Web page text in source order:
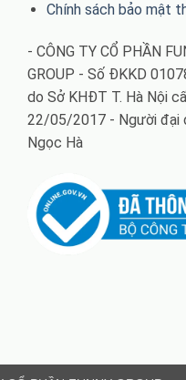
Chính sách bảo mật
- CÔNG TY CỔ PHẦN
GROUP - Số ĐKKD
do Sở KHĐT T. Hà Nội
22/05/2017 - Người đại
Ngọc Hà